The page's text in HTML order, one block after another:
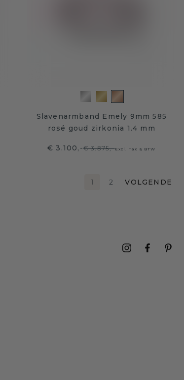
Slavenarmband Emely 9mm 585
rosé goud zirkonia 1.4 mm
€ 3.100,-€ 3.875,-Excl. Tax & BTW
1 2 VOLGENDE